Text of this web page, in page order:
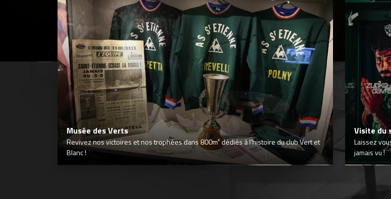
Musée des Verts
Revivez nos victoires et nos trophées dans 800m² dédiés à l’histoire du club Vert et
Blanc !
Visite du
Laissez
jamais vu !